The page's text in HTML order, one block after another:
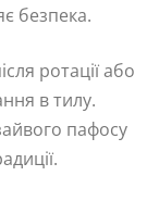
безпека.
ротації або
в тилу.
пафосу